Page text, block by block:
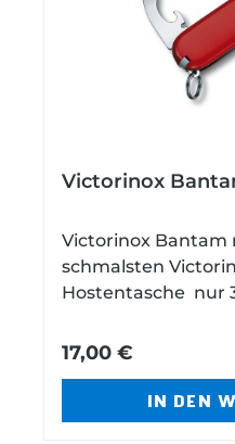
Victorinox
Victorinox Bantam rot
schmalsten
Hostentasche nur
Schraubendreher
Klingenlänge: 5,4 cm Gewicht:
17,00 €
IN DEN